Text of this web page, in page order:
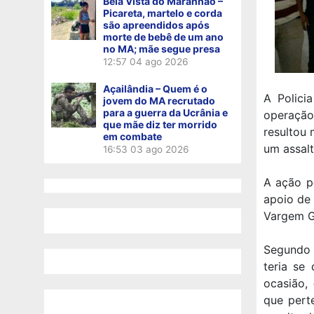
Picareta, martelo e corda
são apreendidos após
morte de bebê de um ano
no MA; mãe segue presa
12:57 04 ago 2026
Açailândia – Quem é o
jovem do MA recrutado
para a guerra da Ucrânia e
que mãe diz ter morrido
em combate
16:53 03 ago 2026
A
resultou
um
A ação
apoio de
Vargem
teria se
ocasião,
que